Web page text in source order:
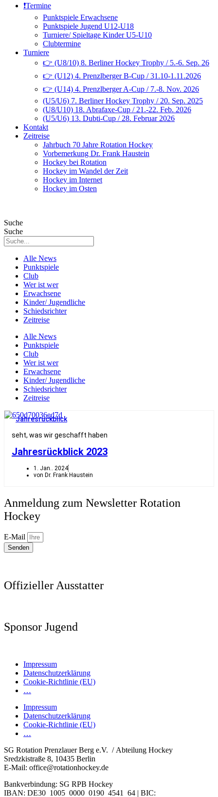
❗️Termine
Punktspiele Erwachsene
Punktspiele Jugend U12-U18
Turniere/ Spieltage Kinder U5-U10
Clubtermine
Turniere
👉 (U8/10) 8. Berliner Hockey Trophy / 5.-6. Sep. 26
👉 (U12) 4. Prenzlberger B-Cup / 31.10-1.11.2026
👉 (U14) 4. Prenzlberger A-Cup / 7.-8. Nov. 2026
(U5/U6) 7. Berliner Hockey Trophy / 20. Sep. 2025
(U8/U10) 18. Abrafaxe-Cup / 21.-22. Feb. 2026
(U5/U6) 13. Dubti-Cup / 28. Februar 2026
Kontakt
Zeitreise
Jahrbuch 70 Jahre Rotation Hockey
Vorbemerkung Dr. Frank Haustein
Hockey bei Rotation
Hockey im Wandel der Zeit
Hockey im Internet
Hockey im Osten
Suche
Suche
Alle News
Punktspiele
Club
Wer ist wer
Erwachsene
Kinder/ Jugendliche
Schiedsrichter
Zeitreise
Alle News
Punktspiele
Club
Wer ist wer
Erwachsene
Kinder/ Jugendliche
Schiedsrichter
Zeitreise
Jahresrückblick
seht, was wir geschafft haben
Jahresrückblick 2023
1. Jan.. 2024
von Dr. Frank Haustein
Anmeldung zum Newsletter Rotation
Hockey
E-Mail
Senden
Offizieller Ausstatter
Sponsor Jugend
Impressum
Datenschutzerklärung
Cookie-Richtlinie (EU)
…
Impressum
Datenschutzerklärung
Cookie-Richtlinie (EU)
…
SG Rotation Prenzlauer Berg e.V. / Abteilung Hockey
Sredzkistraße 8, 10435 Berlin
E-Mail: office@rotationhockey.de
Bankverbindung: SG RPB Hockey
IBAN: DE30 1005 0000 0190 4541 64 | BIC: